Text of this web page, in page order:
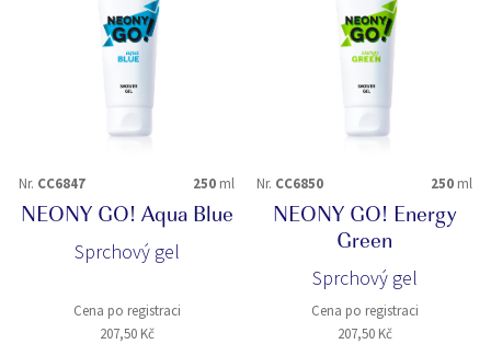
Nr. CC6847 250 ml
NEONY GO! Aqua Blue
Sprchový gel
Cena po registraci
207,50 Kč
Nr. CC6850 250 ml
NEONY GO! Energy
Green
Sprchový gel
Cena po registraci
207,50 Kč